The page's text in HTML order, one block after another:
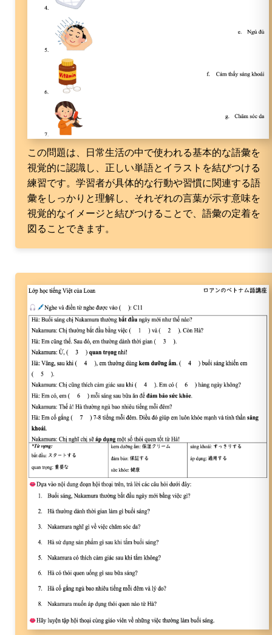
この問題は、日常生活の中で使われる基本的な語彙を
視覚的に認識し、正しい単語とイラストを結びつける
練習です。学習者が具体的な行動や習慣に関連する語
彙をしっかりと理解し、それぞれの言葉が示す意味を
視覚的なイメージと結びつけることで、語彙の定着を
図ることできます。